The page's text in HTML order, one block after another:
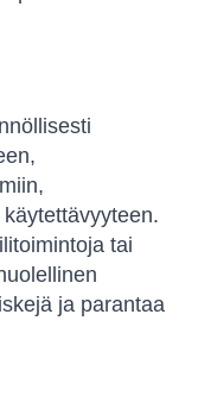
tai
ja parantaa